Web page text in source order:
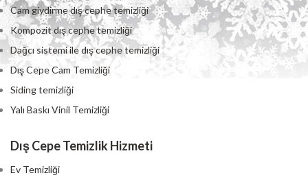
Cam giydirme dış cephe temizliği
Kompozit dış cephe temizliği
Dağcı sistemi ile dış cephe temizliği
Dış Cepe Cam Temizliği
Siding temizliği
Yalı Baskı Vinil Temizliği
Dış Cepe Temizlik Hizmeti
Ev Temizliği